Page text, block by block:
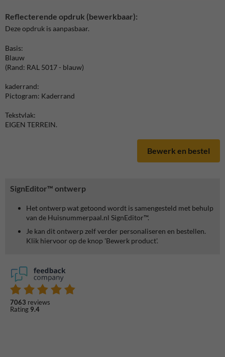
SignEditor™ ontwerp
Het ontwerp wat getoond wordt is samengesteld met behulp
van de Huisnummerpaal.nl SignEditor™.
Je kan dit ontwerp zelf verder personaliseren en bestellen.
Klik hiervoor op de knop 'Bewerk product'.
7063 reviews
Rating 9.4
Reflecterende opdruk (bewerkbaar):
Deze opdruk is aanpasbaar.
Basis:
Blauw
(Rand: RAL 5017 - blauw)
kaderrand:
Pictogram: Kaderrand
Tekstvlak:
EIGEN TERREIN.
Bewerk en bestel